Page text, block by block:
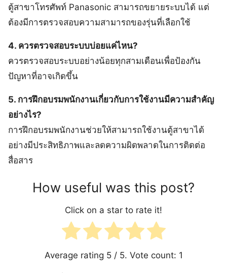
ตู้สาขาโทรศัพท์ Panasonic สามารถขยายระบบได้ แต่
ต้องมีการตรวจสอบความสามารถของรุ่นที่เลือกใช้
4. ควรตรวจสอบระบบบ่อยแค่ไหน?
ควรตรวจสอบระบบอย่างน้อยทุกสามเดือนเพื่อป้องกัน
ปัญหาที่อาจเกิดขึ้น
5. การฝึกอบรมพนักงานเกี่ยวกับการใช้งานมีความสำคัญ
อย่างไร?
การฝึกอบรมพนักงานช่วยให้สามารถใช้งานตู้สาขาได้
อย่างมีประสิทธิภาพและลดความผิดพลาดในการติดต่อ
สื่อสาร
How useful was this post?
Click on a star to rate it!
Average rating 5/ 5. Vote count: 1